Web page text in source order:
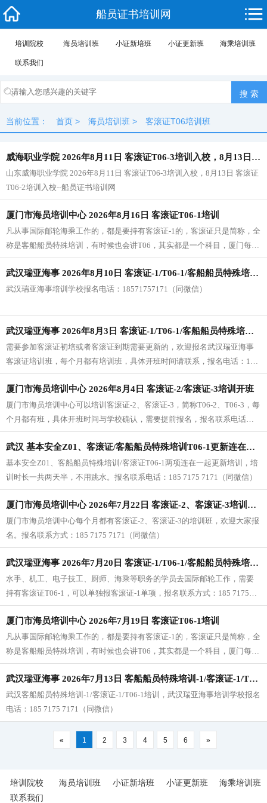
船员证书培训网
培训院校 海员培训班 小证新培班 小证更新班 海乘培训班
联系我们
当前位置： 首页 > 海员培训班 > 客滚证T06培训班
威海职业学院 2026年8月11日 客滚证T06-3培训入校，8月13日 客滚证T06-2培训入校
山东威海职业学院 2026年8月11日 客滚证T06-3培训入校，8月13日 客滚证
T06-2培训入校--船员证书培训网
厦门市海员培训中心 2026年8月16日 客滚证T06-1培训
凡从事国际邮轮海乘工作的，都是要持有客滚证-1的，客滚证只是简称，全
称是客船船员特殊培训，有时候也会讲T06，其实都是一个科目，厦门每个
月都会开两个客滚证-1的班，客滚证-2、客滚证-3也有班的，不同船、不同
职位所对应的客滚证不一样，不清楚的，或者需要了解客滚证-2、客滚证-3
开班的，请加下面微信咨询。
武汉瑞亚海事 2026年8月10日 客滚证-1/T06-1/客船船员特殊培训-1培训开班
武汉瑞亚海事培训学校报名电话：18571757171（同微信）
武汉瑞亚海事 2026年8月3日 客滚证-1/T06-1/客船船员特殊培训-1培训开班
需要参加客滚证初培或者客滚证到期需要更新的，欢迎报名武汉瑞亚海事
客滚证培训班，每个月都有培训班，具体开班时间请联系，报名电话：185
7175 7171（同微信）
厦门市海员培训中心 2026年8月4日 客滚证-2/客滚证-3培训开班
厦门市海员培训中心可以培训客滚证-2、客滚证-3，简称T06-2、T06-3，每
个月都有班，具体开班时间与学校确认，需要提前报名，报名联系电话：
185 7175 7171（同微信）
武汉 基本安全Z01、客滚证/客船船员特殊培训T06-1更新连在一起的班 2026年7月29日
基本安全Z01、客船船员特殊培训/客滚证T06-1两项连在一起更新培训，培
训时长一共两天半，不用跳水。报名联系电话：185 7175 7171（同微信）
厦门市海员培训中心 2026年7月22日 客滚证-2、客滚证-3培训开班
厦门市海员培训中心每个月都有客滚证-2、客滚证-3的培训班，欢迎大家报
名。报名联系方式：185 7175 7171（同微信）
武汉瑞亚海事 2026年7月20日 客滚证-1/T06-1/客船船员特殊培训-1培训开班
水手、机工、电子技工、厨师、海乘等职务的学员去国际邮轮工作，需要
持有客滚证T06-1，可以单独报客滚证-1单项，报名联系方式：185 7175
7171（同微信）
厦门市海员培训中心 2026年7月19日 客滚证T06-1培训
凡从事国际邮轮海乘工作的，都是要持有客滚证-1的，客滚证只是简称，全
称是客船船员特殊培训，有时候也会讲T06，其实都是一个科目，厦门每个
月都会开两个客滚证-1的班，客滚证-2、客滚证-3也有班的，不同船、不同
职位所对应的客滚证不一样，不清楚的，或者需要了解客滚证-2、客滚证-3
开班的，请加下面微信咨询。
武汉瑞亚海事 2026年7月13日 客船船员特殊培训-1/客滚证-1/T06-1培训开班
武汉客船船员特殊培训-1/客滚证-1/T06-1培训，武汉瑞亚海事培训学校报名
电话：185 7175 7171（同微信）
« 1 2 3 4 5 6 »
培训院校 海员培训班 小证新培班 小证更新班
海乘培训班
联系我们